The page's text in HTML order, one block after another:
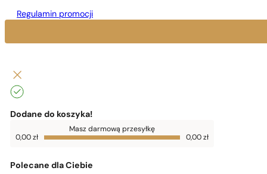
Regulamin promocji
Dodane do koszyka!
Do
darmowej
0,00 zł
Masz darmową przesyłkę
0,00zł 0,00 zł
Polecane dla Ciebie